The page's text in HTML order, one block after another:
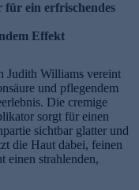
ein erfrischendes
Effekt
Judith Williams vereint
und pflegendem
Die cremige
sorgt für einen
sichtbar glatter und
die Haut dabei, feinen
einen strahlenden,